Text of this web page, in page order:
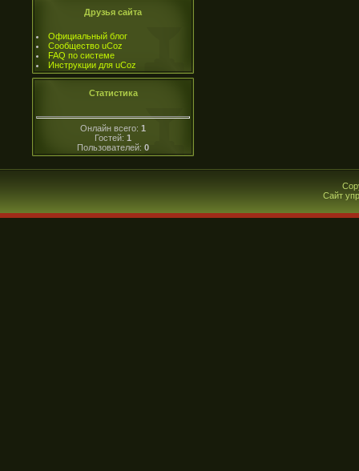
Друзья сайта
Официальный блог
Сообщество uCoz
FAQ по системе
Инструкции для uCoz
Статистика
Онлайн всего: 1
Гостей: 1
Пользователей: 0
Сайт